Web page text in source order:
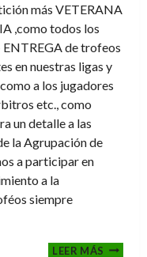
más VETERANA
,como todos los
ENTREGA de trofeos
en nuestras ligas y
a los jugadores
etc., como
un detalle a las
la Agrupación de
a participar en
a la
siempre
LEER MÁSCENA-